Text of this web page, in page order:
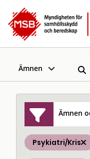
Ämnen
Ämnen
Psykiatri/Kris